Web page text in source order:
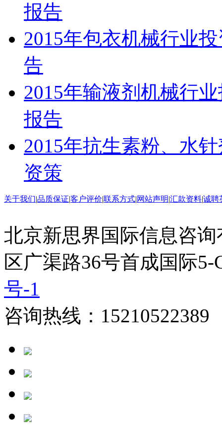
报告
2015年包衣机械行业
告
2015年输液剂机械行
报告
2015年抗生素粉、水
资策
关于我们|品质保证|客户评价|联系方式|网站声明|汇款资料|诚聘
北京新思界国际信息咨
区广渠路36号首成国际
号-1
咨询热线：